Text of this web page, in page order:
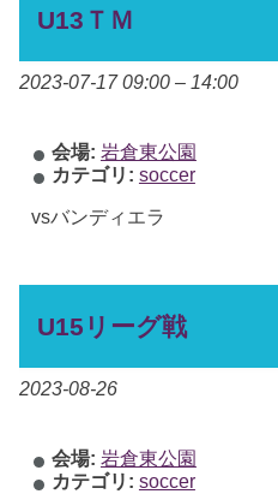
U13ＴＭ
2023-07-17 09:00 – 14:00
会場: 岩倉東公園
カテゴリ: soccer
vsバンディエラ
U15リーグ戦
2023-08-26
会場: 岩倉東公園
カテゴリ: soccer